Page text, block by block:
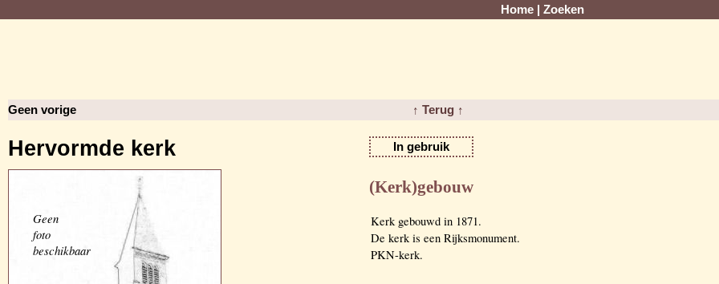
Home Zoeken
Geen vorige ↑ Terug ↑
Hervormde kerk In gebruik
Geen
foto
beschikbaar
(Kerk)gebouw
Kerk gebouwd in 1871.
De kerk is een Rijksmonument.
PKN-kerk.